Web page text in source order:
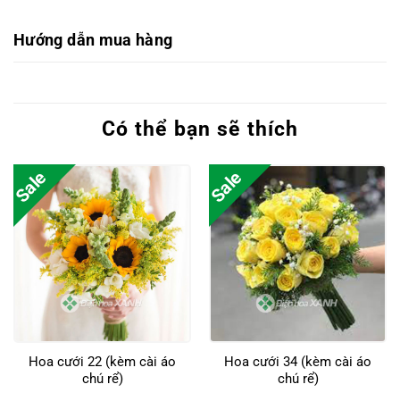
Hướng dẫn mua hàng
Có thể bạn sẽ thích
Sale
Hoa cưới 22 (kèm cài áo
chú rể)
Sale
Hoa cưới 34 (kèm cài áo
chú rể)